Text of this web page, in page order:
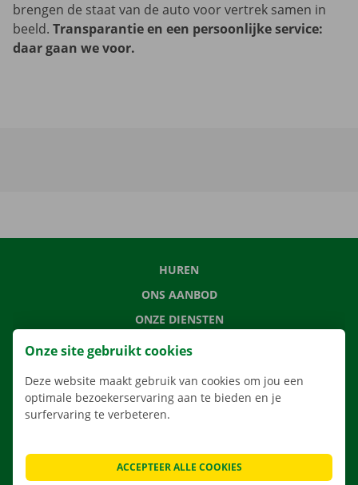
brengen de staat van de auto voor vertrek samen in
beeld. Transparantie en een persoonlijke service:
daar gaan we voor.
HUREN
ONS AANBOD
ONZE DIENSTEN
LOCATIES
VERHUISOPLOSSINGEN
CONTACTEER ONS
Onze site gebruikt cookies
Deze website maakt gebruik van cookies om jou een
optimale bezoekerservaring aan te bieden en je
surfervaring te verbeteren.
ACCEPTEER ALLE COOKIES